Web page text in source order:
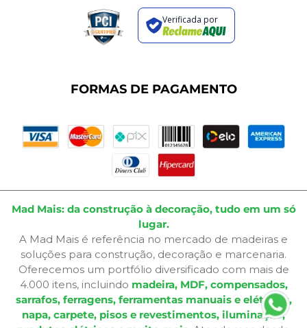
Regras de Promoções
Termos de Uso
Plano de Corte
Verificada por
FORMAS DE PAGAMENTO
Mad Mais: da construção à decoração, tudo em um só
lugar.
A Mad Mais é referência no mercado de madeiras e
soluções para construção, decoração e marcenaria.
Oferecemos um portfólio diversificado com mais de
4.000 itens, incluindo madeira, MDF, compensados,
sarrafos, ferragens, ferramentas manuais e elétricas,
napa, carpete, pisos e revestimentos, iluminação,